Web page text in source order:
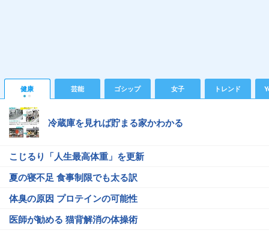
健康 芸能 ゴシップ 女子 トレンド
冷蔵庫を見れば貯まる家かわかる
こじるり「人生最高体重」を更新
夏の寝不足 食事制限でも太る訳
体臭の原因 プロテインの可能性
医師が勧める 猫背解消の体操術